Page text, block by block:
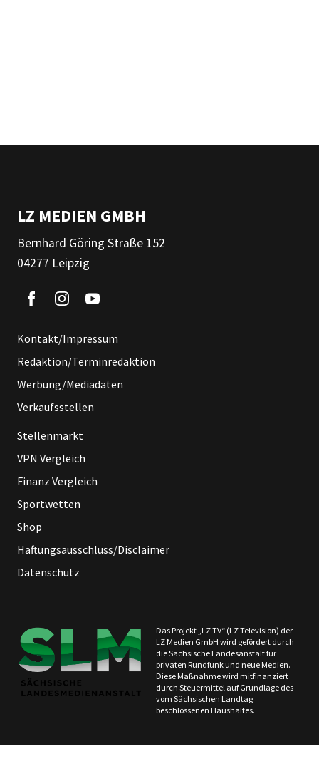
LZ MEDIEN GMBH
Bernhard Göring Straße 152
04277 Leipzig
Kontakt/Impressum
Redaktion/Terminredaktion
Werbung/Mediadaten
Verkaufsstellen
Stellenmarkt
VPN Vergleich
Finanz Vergleich
Sportwetten
Shop
Haftungsausschluss/Disclaimer
Datenschutz
Das Projekt „LZ TV“ (LZ Television) der
LZ Medien GmbH wird gefördert durch
die Sächsische Landesanstalt für
privaten Rundfunk und neue Medien.
Diese Maßnahme wird mitfinanziert
durch Steuermittel auf Grundlage des
vom Sächsischen Landtag
beschlossenen Haushaltes.